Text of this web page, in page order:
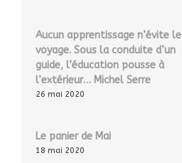
Aucun apprentissage n’évite le
voyage. Sous la conduite d’un
guide, l’éducation pousse à
l’extérieur… Michel Serre
26 mai 2020
Le panier de Mai
18 mai 2020